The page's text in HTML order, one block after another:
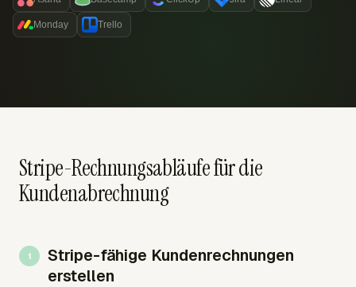
Monday Trello
Stripe-Rechnungsabläufe für die
Kundenabrechnung
Stripe-fähige Kundenrechnungen
erstellen